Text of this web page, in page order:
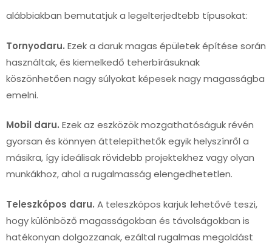
alábbiakban bemutatjuk a legelterjedtebb típusokat:
Tornyodaru. Ezek a daruk magas épületek építése során
használtak, és kiemelkedő teherbírásuknak
köszönhetően nagy súlyokat képesek nagy magasságba
emelni.
Mobil daru. Ezek az eszközök mozgathatóságuk révén
gyorsan és könnyen áttelepíthetők egyik helyszínről a
másikra, így ideálisak rövidebb projektekhez vagy olyan
munkákhoz, ahol a rugalmasság elengedhetetlen.
Teleszkópos daru. A teleszkópos karjuk lehetővé teszi,
hogy különböző magasságokban és távolságokban is
hatékonyan dolgozzanak, ezáltal rugalmas megoldást